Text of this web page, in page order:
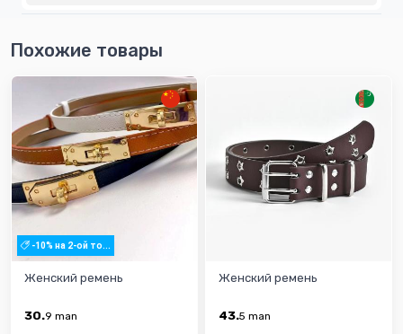
Похожие товары
-10% на 2-ой то...
Женский ремень
30.9 man
Женский ремень
43.5 man